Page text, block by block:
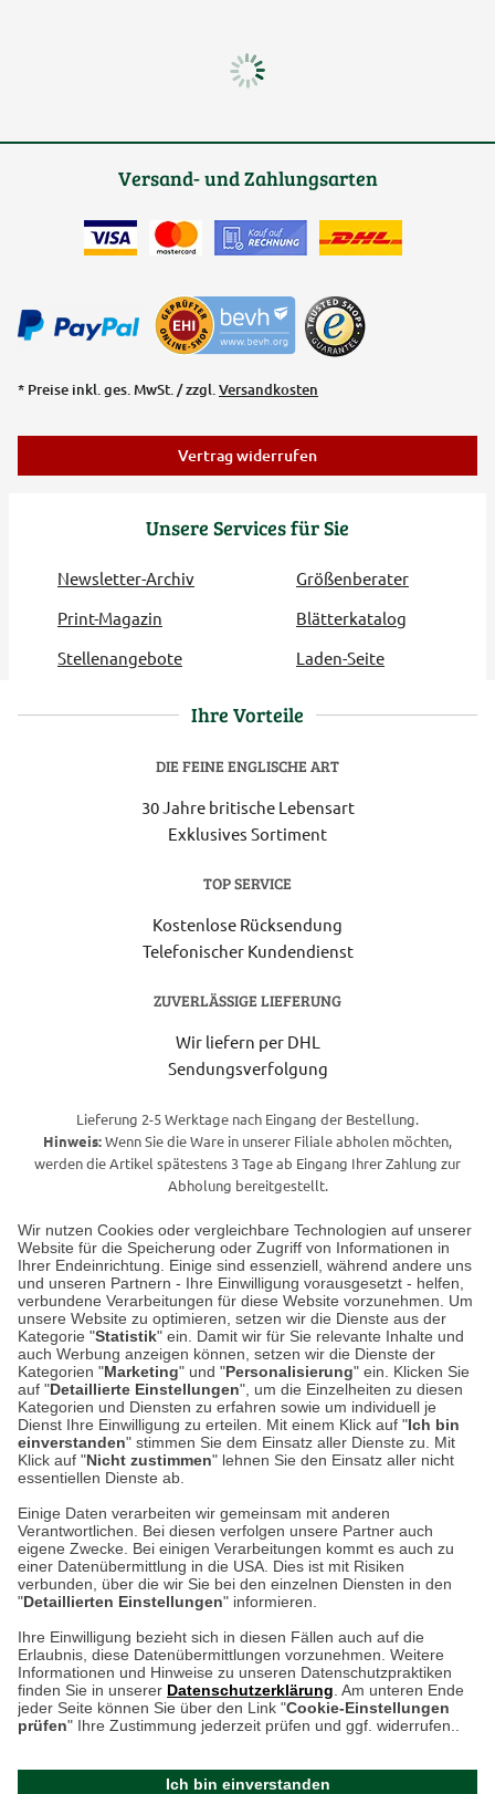
Wir nutzen Cookies oder vergleichbare Technologien auf unserer
Website für die Speicherung oder Zugriff von Informationen in
Ihrer Endeinrichtung. Einige sind essenziell, während andere uns
und unseren Partnern - Ihre Einwilligung vorausgesetzt - helfen,
verbundene Verarbeitungen für diese Website vorzunehmen. Um
unsere Website zu optimieren, setzen wir die Dienste aus der
Kategorie "Statistik" ein. Damit wir für Sie relevante Inhalte und
auch Werbung anzeigen können, setzen wir die Dienste der
Kategorien "Marketing" und "Personalisierung" ein. Klicken Sie
auf "Detaillierte Einstellungen", um die Einzelheiten zu diesen
Kategorien und Diensten zu erfahren sowie um individuell je
Dienst Ihre Einwilligung zu erteilen. Mit einem Klick auf "Ich bin
einverstanden" stimmen Sie dem Einsatz aller Dienste zu. Mit
Klick auf "Nicht zustimmen" lehnen Sie den Einsatz aller nicht
essentiellen Dienste ab.
Einige Daten verarbeiten wir gemeinsam mit anderen
Verantwortlichen. Bei diesen verfolgen unsere Partner auch
eigene Zwecke. Bei einigen Verarbeitungen kommt es auch zu
einer Datenübermittlung in die USA. Dies ist mit Risiken
verbunden, über die wir Sie bei den einzelnen Diensten in den
"Detaillierten Einstellungen" informieren.
Ihre Einwilligung bezieht sich in diesen Fällen auch auf die
Erlaubnis, diese Datenübermittlungen vorzunehmen. Weitere
Informationen und Hinweise zu unseren Datenschutzpraktiken
finden Sie in unserer Datenschutzerklärung . Am unteren Ende
jeder Seite können Sie über den Link "Cookie-Einstellungen
prüfen" Ihre Zustimmung jederzeit prüfen und ggf. widerrufen..
Ich bin einverstanden
Unsere Services für Sie
Newsletter-Archiv
Größenberater
Print-Magazin
Blätterkatalog
Stellenangebote
Laden-Seite
Versand- und Zahlungsarten
* Preise inkl. ges. MwSt. / zzgl.Versandkosten
Vertrag widerrufen
Ihre Vorteile
DIE FEINE ENGLISCHE ART
30 Jahre britische Lebensart
Exklusives Sortiment
TOP SERVICE
Kostenlose Rücksendung
Telefonischer Kundendienst
ZUVERLÄSSIGE LIEFERUNG
Wir liefern per DHL
Sendungsverfolgung
Lieferung 2-5 Werktage nach Eingang der Bestellung.
Hinweis:Wenn Sie die Ware in unserer Filiale abholen möchten,
werden die Artikel spätestens 3 Tage ab Eingang Ihrer Zahlung zur
Abholung bereitgestellt.
Unser Geschäft in Meckenheim
Auf dem Steinbüchel 6
53340 Meckenheim
Montag bis Samstag 9:00 Uhr bis 18:00 Uhr
weitere Information
Hier finden Sie uns im Netz
Kontakt
Umwelt und Entsorgung
Zur Echtheit von Bewertungen
Hinweisgeber-Schutzgesetz
Barrierefreiheit unserer Website
am 06.08.2026 um 22:57
Cookie-Einstellungen in Ihrem Browser
ACHTUNG!
Ihr Browser speichert aktuell keine Cookies!
Leider können Sie in diesem Fall unseren Online-Shop